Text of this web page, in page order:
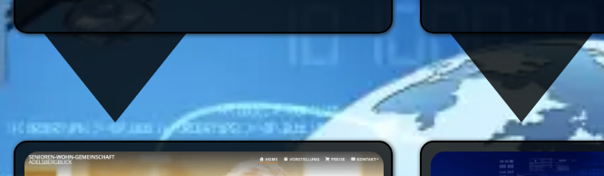
Weiterlesen
Weiterlesen